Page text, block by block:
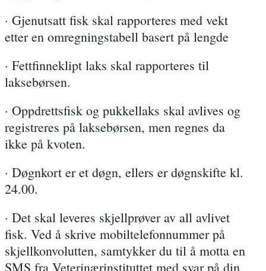
· Gjenutsatt fisk skal rapporteres med vekt
etter en omregningstabell basert på lengde
· Fettfinneklipt laks skal rapporteres til
laksebørsen.
· Oppdrettsfisk og pukkellaks skal avlives og
registreres på laksebørsen, men regnes da
ikke på kvoten.
· Døgnkort er et døgn, ellers er døgnskifte kl.
24.00.
· Det skal leveres skjellprøver av all avlivet
fisk. Ved å skrive mobiltelefonnummer på
skjellkonvolutten, samtykker du til å motta en
SMS fra Veterinærinstituttet med svar på din